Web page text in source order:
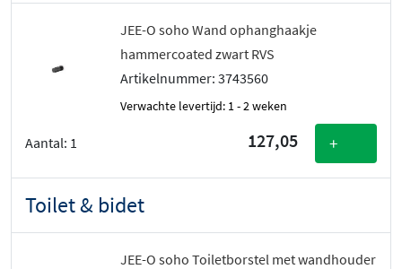
JEE-O soho Wand ophanghaakje
hammercoated zwart RVS
Artikelnummer: 3743560
Verwachte levertijd: 1 - 2 weken
Aantal: 1 127,05 +
Toilet & bidet
JEE-O soho Toiletborstel met wandhouder